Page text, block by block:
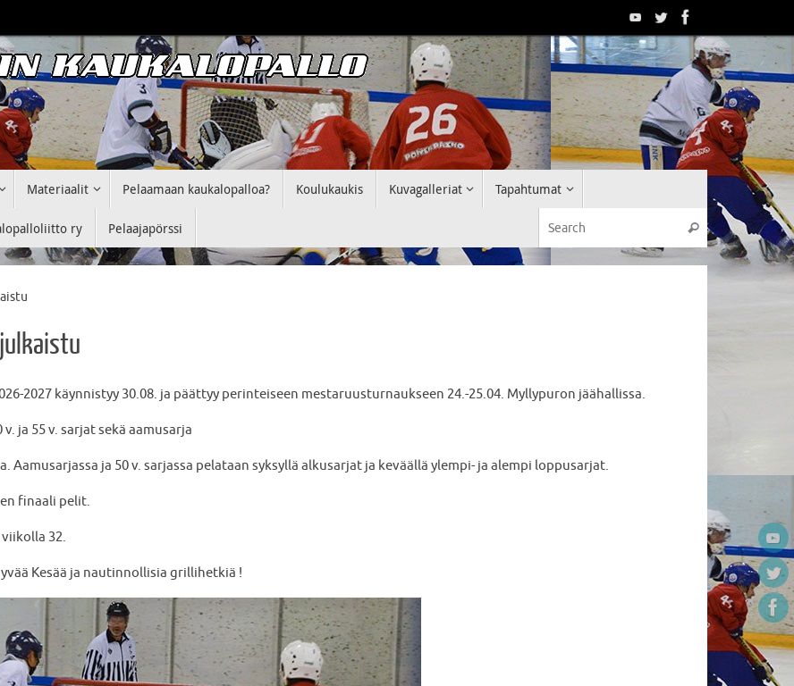
Materiaalit Pelaamaan kaukalopalloa? Koulukaukis Kuvagalleriat Tapahtumat
ry Pelaajapörssi
Search for:
Search
2027 käynnistyy 30.08. ja päättyy perinteiseen mestaruusturnaukseen 24.-25.04. Myllypuron jäähallissa.
ja 55 v. sarjat sekä aamusarja
Aamusarjassa ja 50 v. sarjassa pelataan syksyllä alkusarjat ja keväällä ylempi- ja alempi loppusarjat.
finaali pelit.
32.
Kesää ja nautinnollisia grillihetkiä !